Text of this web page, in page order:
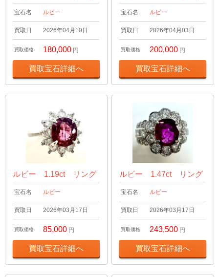
宝石名 ルビー
買取日 2026年04月10日
買取価格 180,000 円
買取宝石詳細へ
宝石名 ルビー
買取日 2026年04月03日
買取価格 200,000 円
買取宝石詳細へ
ルビー 1.19ct リング
宝石名 ルビー
買取日 2026年03月17日
買取価格 85,000 円
買取宝石詳細へ
ルビー 1.47ct リング
宝石名 ルビー
買取日 2026年03月17日
買取価格 243,500 円
買取宝石詳細へ